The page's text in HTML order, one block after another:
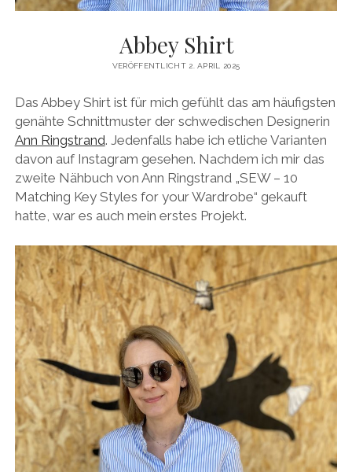
Abbey Shirt
VERÖFFENTLICHT 2. APRIL 2025
Das Abbey Shirt ist für mich gefühlt das am häufigsten
genähte Schnittmuster der schwedischen Designerin
Ann Ringstrand. Jedenfalls habe ich etliche Varianten
davon auf Instagram gesehen. Nachdem ich mir das
zweite Nähbuch von Ann Ringstrand „SEW – 10
Matching Key Styles for your Wardrobe“ gekauft
hatte, war es auch mein erstes Projekt.